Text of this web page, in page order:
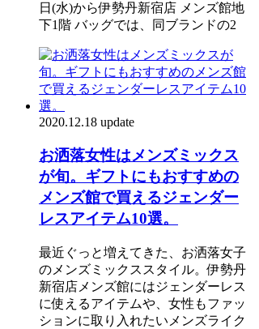
日(水)から伊勢丹新宿店 メンズ館地
下1階 バッグでは、同ブランドの2
2020.12.18 update
お洒落女性はメンズミックス
が旬。ギフトにもおすすめの
メンズ館で買えるジェンダー
レスアイテム10選。
最近ぐっと増えてきた、お洒落女子
のメンズミックススタイル。伊勢丹
新宿店メンズ館にはジェンダーレス
に使えるアイテムや、女性もファッ
ションに取り入れたいメンズライク